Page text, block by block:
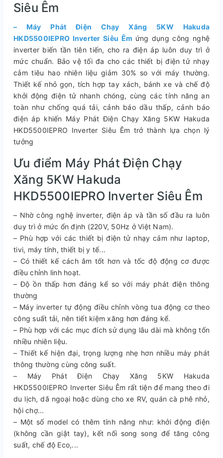
Siêu Êm
– Máy Phát Điện Chạy Xăng 5KW Hakuda
HKD5500IEPRO Inverter Siêu Êm ứng dụng công nghệ
inverter biến tần tiên tiến, cho ra điện áp luôn duy trì ở
mức chuẩn. Bảo vệ tối đa cho các thiết bị điện tử nhạy
cảm tiêu hao nhiên liệu giảm 30% so với máy thường.
Thiết kế nhỏ gọn, tích hợp tay xách, bánh xe và chế độ
khởi động điện tử nhanh chóng, cùng các tính năng an
toàn như chống quá tải, cảnh báo dầu thấp, cảnh báo
điện áp khiến Máy Phát Điện Chạy Xăng 5KW Hakuda
HKD5500IEPRO Inverter Siêu Êm trở thành lựa chọn lý
tưởng
Ưu điểm Máy Phát Điện Chạy
Xăng 5KW Hakuda
HKD5500IEPRO Inverter Siêu Êm
– Nhờ công nghệ inverter, điện áp và tần số đầu ra luôn
duy trì ở mức ổn định (220V, 50Hz ở Việt Nam).
– Phù hợp với các thiết bị điện tử nhạy cảm như laptop,
tivi, máy tính, thiết bị y tế...
– Có thiết kế cách âm tốt hơn và tốc độ động cơ được
điều chỉnh linh hoạt.
– Độ ồn thấp hơn đáng kể so với máy phát điện thông
thường
– Máy inverter tự động điều chỉnh vòng tua động cơ theo
công suất tải, nên tiết kiệm xăng hơn đáng kể.
– Phù hợp với các mục đích sử dụng lâu dài mà không tốn
nhiều nhiên liệu.
– Thiết kế hiện đại, trọng lượng nhẹ hơn nhiều máy phát
thông thường cùng công suất.
– Máy Phát Điện Chạy Xăng 5KW Hakuda
HKD5500IEPRO Inverter Siêu Êm rất tiện để mang theo đi
du lịch, dã ngoại hoặc dùng cho xe RV, quán cà phê nhỏ,
hội chợ...
– Một số model có thêm tính năng như: khởi động điện
(không cần giật tay), kết nối song song để tăng công
suất, chế độ Eco,...